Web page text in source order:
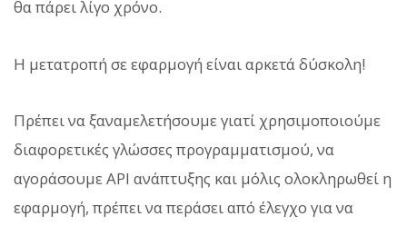
θα πάρει λίγο χρόνο.
Η μετατροπή σε εφαρμογή είναι αρκετά δύσκολη!
Πρέπει να ξαναμελετήσουμε γιατί χρησιμοποιούμε
διαφορετικές γλώσσες προγραμματισμού, να
αγοράσουμε API ανάπτυξης και μόλις ολοκληρωθεί η
εφαρμογή, πρέπει να περάσει από έλεγχο για να